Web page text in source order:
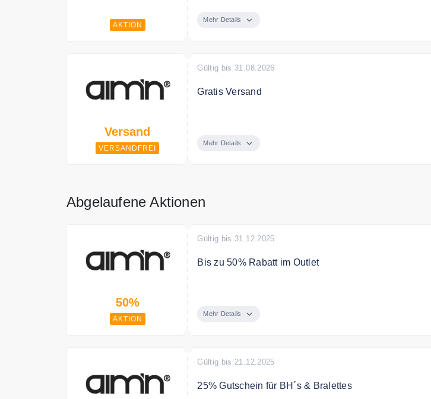
AKTION
Mehr Details
Versand
VERSANDFREI
Gültig bis 31.08.2026
Gratis Versand
Mehr Details
Abgelaufene Aktionen
50%
AKTION
Gültig bis 31.12.2025
Bis zu 50% Rabatt im Outlet
Mehr Details
Gültig bis 21.12.2025
25% Gutschein für BH´s & Bralettes